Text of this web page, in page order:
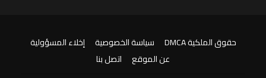
حقوق الملكية DMCA سياسة الخصوصية
إخلاء المسؤولية
عن الموقع
اتصل بنا